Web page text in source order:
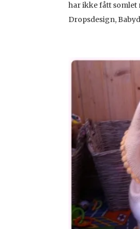
har ikke fått somlet
Dropsdesign,